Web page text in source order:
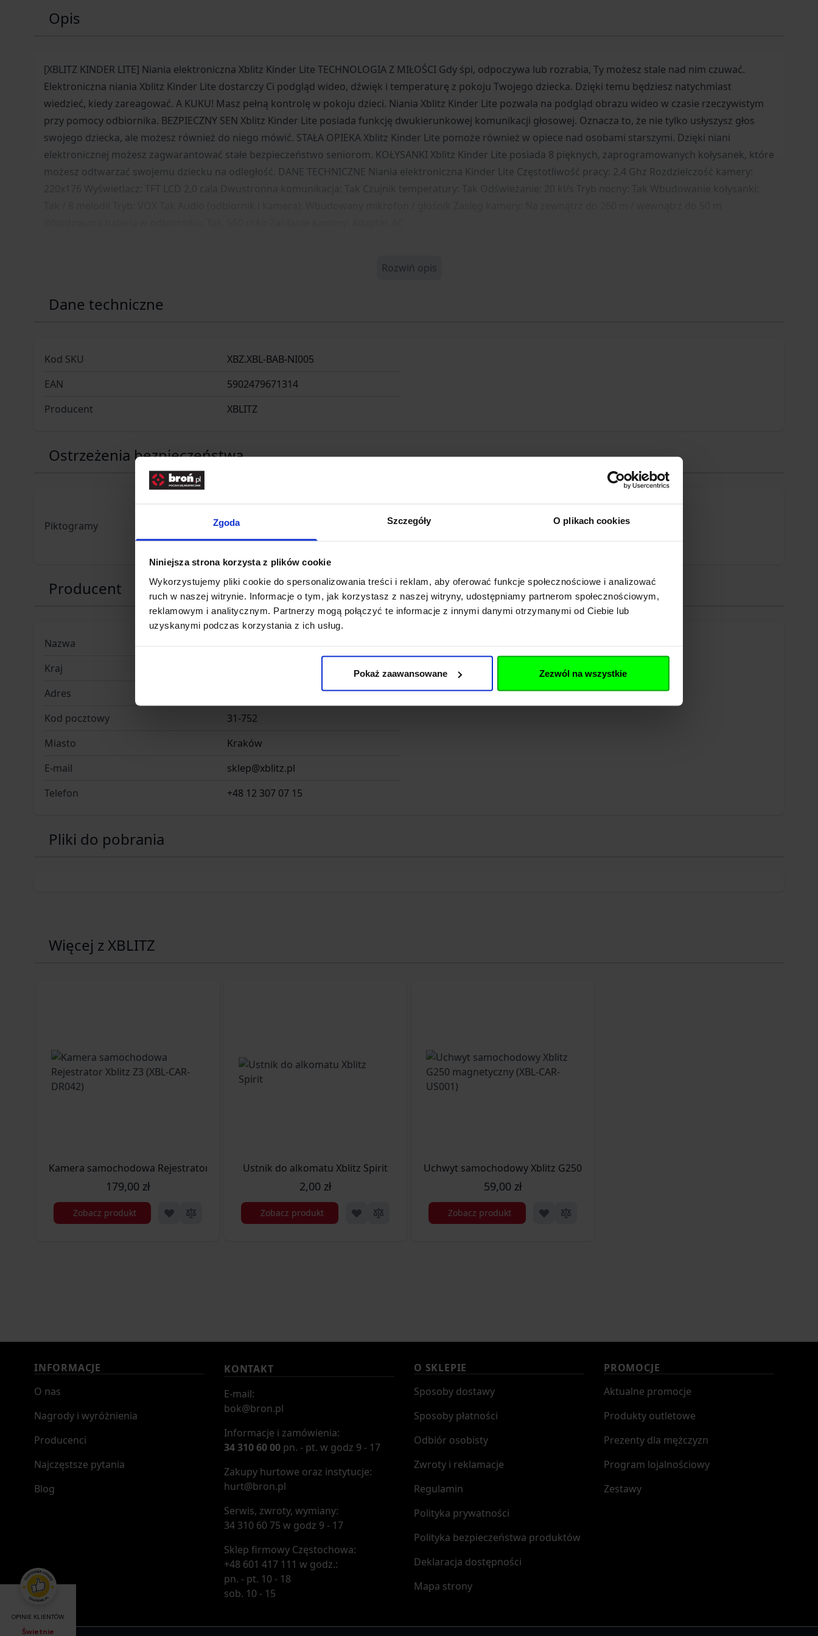
Zgoda Szczegóły O plikach cookies
Niniejsza strona korzysta z plików cookie
Wykorzystujemy pliki cookie do spersonalizowania treści i reklam, aby oferować funkcje społecznościowe i analizować
ruch w naszej witrynie. Informacje o tym, jak korzystasz z naszej witryny, udostępniamy partnerom społecznościowym,
reklamowym i analitycznym. Partnerzy mogą połączyć te informacje z innymi danymi otrzymanymi od Ciebie lub
uzyskanymi podczas korzystania z ich usług.
Pokaż zaawansowane Zezwól na wszystkie
Opis
[XBLITZ KINDER LITE] Niania elektroniczna Xblitz Kinder Lite TECHNOLOGIA Z MIŁOŚCI Gdy śpi, odpoczywa lub rozrabia, Ty możesz stale nad nim czuwać.
Elektroniczna niania Xblitz Kinder Lite dostarczy Ci podgląd wideo, dźwięk i temperaturę z pokoju Twojego dziecka. Dzięki temu będziesz natychmiast
wiedzieć, kiedy zareagować. A KUKU! Masz pełną kontrolę w pokoju dzieci. Niania Xblitz Kinder Lite pozwala na podgląd obrazu wideo w czasie rzeczywistym
przy pomocy odbiornika. BEZPIECZNY SEN Xblitz Kinder Lite posiada funkcję dwukierunkowej komunikacji głosowej. Oznacza to, że nie tylko usłyszysz głos
swojego dziecka, ale możesz również do niego mówić. STAŁA OPIEKA Xblitz Kinder Lite pomoże również w opiece nad osobami starszymi. Dzięki niani
elektronicznej możesz zagwarantować stałe bezpieczeństwo seniorom. KOŁYSANKI Xblitz Kinder Lite posiada 8 pięknych, zaprogramowanych kołysanek, które
możesz odtwarzać swojemu dziecku na odległość. DANE TECHNICZNE Niania elektroniczna Kinder Lite Częstotliwość pracy: 2,4 Ghz Rozdzielczość kamery:
Rozwiń opis
Dane techniczne
Kod SKU
XBZ.XBL-BAB-NI005
EAN
5902479671314
Producent
XBLITZ
Ostrzeżenia bezpieczeństwa
Piktogramy
Producent
Nazwa
Kraj
Adres
Kod pocztowy
31-752
Miasto
Kraków
E-mail
sklep@xblitz.pl
Telefon
+48 12 307 07 15
Pliki do pobrania
Więcej z XBLITZ
Kamera samochodowa Rejestrator Xblitz Z3 (XBL-CAR-DR042)
179,00 zł
Zobacz produkt
Ustnik do alkomatu Xblitz Spirit
2,00 zł
Zobacz produkt
Uchwyt samochodowy Xblitz G250 magnetyczny (XBL-CAR-US001)
59,00 zł
Zobacz produkt
OPINIE KLIENTÓW
Świetnie
INFORMACJE
O nas
Nagrody i wyróżnienia
Producenci
Najczęstsze pytania
Blog
KONTAKT
E-mail:
bok@bron.pl
Informacje i zamówienia:
34 310 60 00 pn. - pt. w godz 9 - 17
Zakupy hurtowe oraz instytucje:
hurt@bron.pl
Serwis, zwroty, wymiany:
34 310 60 75 w godz 9 - 17
Sklep firmowy Częstochowa:
+48 601 417 111 w godz.:
pn. - pt. 10 - 18
sob. 10 - 15
O SKLEPIE
Sposoby dostawy
Sposoby płatności
Odbiór osobisty
Zwroty i reklamacje
Regulamin
Polityka prywatności
Polityka bezpieczeństwa produktów
Deklaracja dostępności
Mapa strony
PROMOCJE
Aktualne promocje
Produkty outletowe
Prezenty dla mężczyzn
Program lojalnościowy
Zestawy